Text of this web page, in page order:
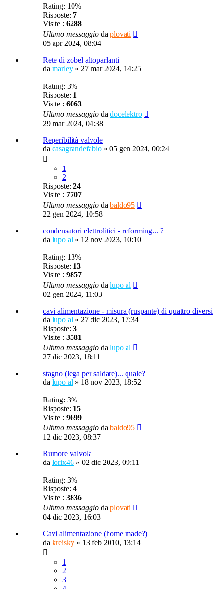
Rating: 10%
Risposte: 7
Visite : 6288
Ultimo messaggio da plovati
05 apr 2024, 08:04
Rete di zobel altoparlanti
da marley » 27 mar 2024, 14:25
Rating: 3%
Risposte: 1
Visite : 6063
Ultimo messaggio da docelektro
29 mar 2024, 04:38
Reperibilità valvole
da casagrandefabio » 05 gen 2024, 00:24
1
2
Risposte: 24
Visite : 7707
Ultimo messaggio da baldo95
22 gen 2024, 10:58
condensatori elettrolitici - reforming... ?
da lupo al » 12 nov 2023, 10:10
Rating: 13%
Risposte: 13
Visite : 9857
Ultimo messaggio da lupo al
02 gen 2024, 11:03
cavi alimentazione - misura (ruspante) di quattro diversi
da lupo al » 27 dic 2023, 17:34
Risposte: 3
Visite : 3581
Ultimo messaggio da lupo al
27 dic 2023, 18:11
stagno (lega per saldare)... quale?
da lupo al » 18 nov 2023, 18:52
Rating: 3%
Risposte: 15
Visite : 9699
Ultimo messaggio da baldo95
12 dic 2023, 08:37
Rumore valvola
da lorix46 » 02 dic 2023, 09:11
Rating: 3%
Risposte: 4
Visite : 3836
Ultimo messaggio da plovati
04 dic 2023, 16:03
Cavi alimentazione (home made?)
da kreisky » 13 feb 2010, 13:14
1
2
3